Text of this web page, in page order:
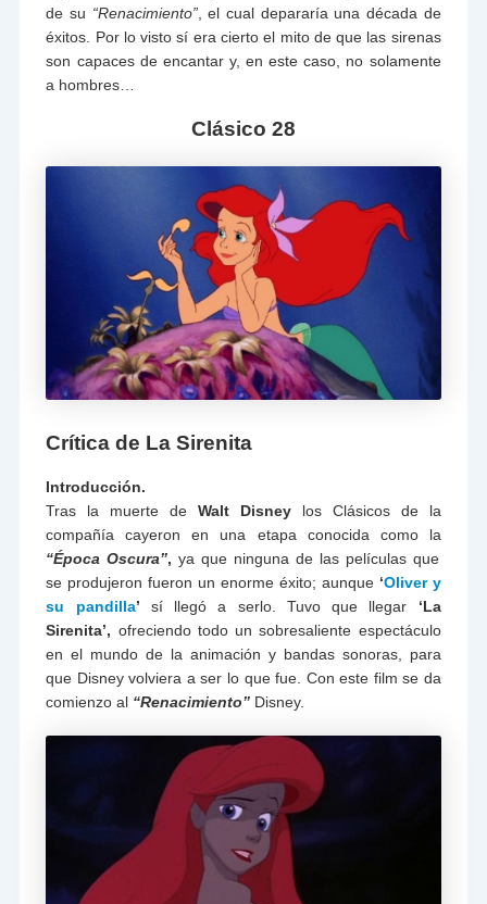
de su “Renacimiento”, el cual depararía una década de
éxitos. Por lo visto sí era cierto el mito de que las sirenas
son capaces de encantar y, en este caso, no solamente
a hombres…
Clásico 28
Crítica de La Sirenita
Introducción.
Tras la muerte deWalt Disneylos Clásicos de la
compañía cayeron en una etapa conocida como la
“Época Oscura”, ya que ninguna de las películas que
se produjeron fueron un enorme éxito; aunque‘Oliver y
su pandilla’ sí llegó a serlo. Tuvo que llegar ‘La
Sirenita’, ofreciendo todo un sobresaliente espectáculo
en el mundo de la animación y bandas sonoras, para
que Disney volviera a ser lo que fue. Con este film se da
comienzo al “Renacimiento” Disney.